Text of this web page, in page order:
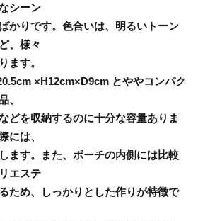
シーン
かりです。色合いは、明るいトーン
、様々
ます。
×H12cm×D9cm とややコンパク
、
どを収納するのに十分な容量ありま
には、
ます。また、ポーチの内側には比較
エステ
ため、しっかりとした作りが特徴で